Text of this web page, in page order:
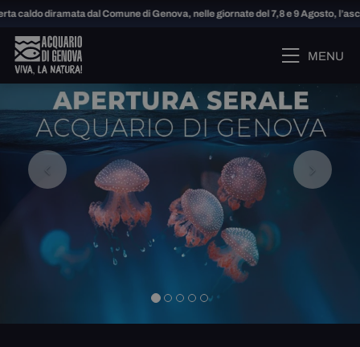
diramata dal Comune di Genova, nelle giornate del 7,8 e 9 Agosto,
MENU
Previous